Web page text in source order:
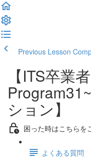
Previous Lesson
【ITS卒業
ション】
困った時はこちらを
よくある質問